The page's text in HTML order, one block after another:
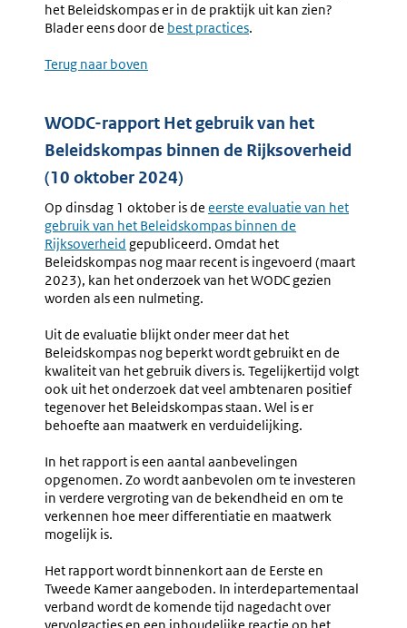
het Beleidskompas er in de praktijk uit kan zien?
Blader eens door de best practices.
Terug naar boven
WODC-rapport Het gebruik van het
Beleidskompas binnen de Rijksoverheid
(10 oktober 2024)
Op dinsdag 1 oktober is de Externe
link:
eerste evaluatie van het
gebruik van het Beleidskompas binnen de
Rijksoverheid gepubliceerd. Omdat het
Beleidskompas nog maar recent is ingevoerd (maart
2023), kan het onderzoek van het WODC gezien
worden als een nulmeting.
Uit de evaluatie blijkt onder meer dat het
Beleidskompas nog beperkt wordt gebruikt en de
kwaliteit van het gebruik divers is. Tegelijkertijd volgt
ook uit het onderzoek dat veel ambtenaren positief
tegenover het Beleidskompas staan. Wel is er
behoefte aan maatwerk en verduidelijking.
In het rapport is een aantal aanbevelingen
opgenomen. Zo wordt aanbevolen om te investeren
in verdere vergroting van de bekendheid en om te
verkennen hoe meer differentiatie en maatwerk
mogelijk is.
Het rapport wordt binnenkort aan de Eerste en
Tweede Kamer aangeboden. In interdepartementaal
verband wordt de komende tijd nagedacht over